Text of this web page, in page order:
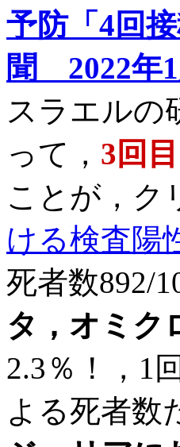
予防「4回
聞 2022年1
スラエルの
って， 3回
ことが，ク
ける検査陽
死者数892/
タ，オミク
2.3％！，1
よる死者数